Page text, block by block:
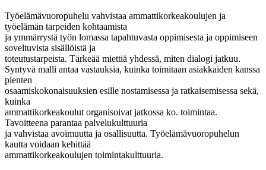
Työelämävuoropuhelu vahvistaa ammattikorkeakoulujen ja
työelämän tarpeiden kohtaamista
ja ymmärrystä työn lomassa tapahtuvasta oppimisesta ja oppimiseen
soveltuvista sisällöistä ja
toteutustarpeista. Tärkeää miettiä yhdessä, miten dialogi jatkuu.
Syntyvä malli antaa vastauksia, kuinka toimitaan asiakkaiden kanssa
pienten
osaamiskokonaisuuksien esille nostamisessa ja ratkaisemisessa sekä,
kuinka
ammattikorkeakoulut organisoivat jatkossa ko. toimintaa.
Tavoitteena parantaa palvelukulttuuria
ja vahvistaa avoimuutta ja osallisuutta. Työelämävuoropuhelun
kautta voidaan kehittää
ammattikorkeakoulujen toimintakulttuuria.